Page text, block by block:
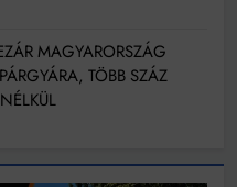
MAGYARORSZÁG
TÖBB SZÁZ